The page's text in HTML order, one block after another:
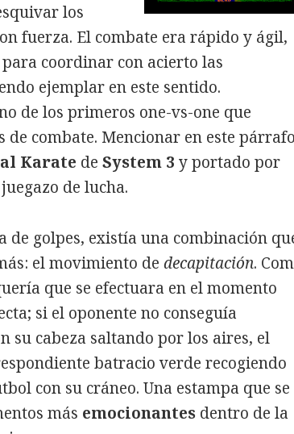
los
fuerza. El combate era rápido y ágil,
coordinar con acierto las
ejemplar en este sentido.
de los primeros one-vs-one que
combate. Mencionar en este párrafo
Karate deSystem 3 y portado por
de lucha.
de golpes, existía una combinación
el movimiento dedecapitación.
que se efectuara en el momento
si el oponente no conseguía
su cabeza saltando por los aires, el
batracio verde recogiendo
con su cráneo. Una estampa que se
más emocionantes dentro de la